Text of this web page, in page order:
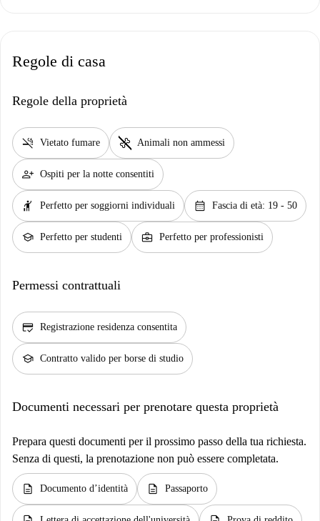
Regole di casa
Regole della proprietà
smoke_free Vietato fumare pet_supplies Animali non ammessi
person_add Ospiti per la notte consentiti
hail Perfetto per soggiorni individuali calendar_month Fascia di età: 19 - 50
school Perfetto per studenti business_center Perfetto per professionisti
Permessi contrattuali
credit_score Registrazione residenza consentita
school Contratto valido per borse di studio
Documenti necessari per prenotare questa proprietà
Prepara questi documenti per il prossimo passo della tua richiesta.
Senza di questi, la prenotazione non può essere completata.
description Documento d’identità description Passaporto